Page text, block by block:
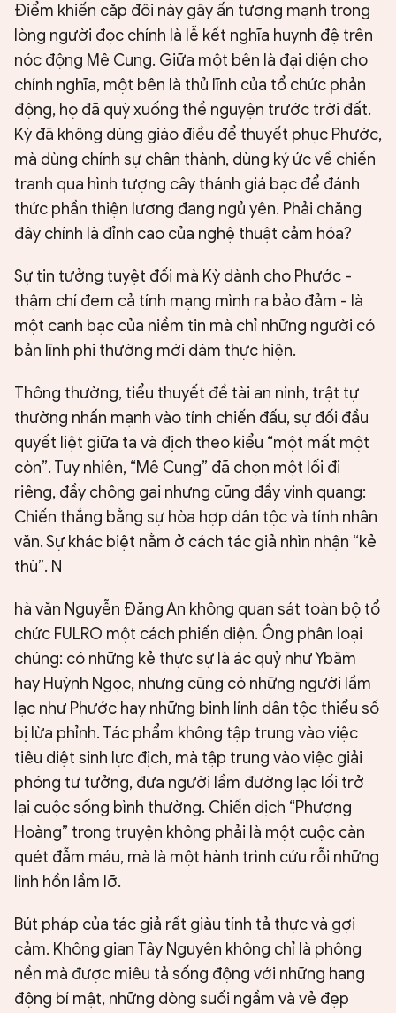
Điểm khiến cặp đôi này gây ấn tượng mạnh trong
lòng người đọc chính là lễ kết nghĩa huynh đệ trên
nóc động Mê Cung. Giữa một bên là đại diện cho
chính nghĩa, một bên là thủ lĩnh của tổ chức phản
động, họ đã quỳ xuống thề nguyện trước trời đất.
Kỳ đã không dùng giáo điều để thuyết phục Phước,
mà dùng chính sự chân thành, dùng ký ức về chiến
tranh qua hình tượng cây thánh giá bạc để đánh
thức phần thiện lương đang ngủ yên. Phải chăng
đây chính là đỉnh cao của nghệ thuật cảm hóa?
Sự tin tưởng tuyệt đối mà Kỳ dành cho Phước -
thậm chí đem cả tính mạng mình ra bảo đảm - là
một canh bạc của niềm tin mà chỉ những người có
bản lĩnh phi thường mới dám thực hiện.
Thông thường, tiểu thuyết đề tài an ninh, trật tự
thường nhấn mạnh vào tính chiến đấu, sự đối đầu
quyết liệt giữa ta và địch theo kiểu “một mất một
còn”. Tuy nhiên, “Mê Cung” đã chọn một lối đi
riêng, đầy chông gai nhưng cũng đầy vinh quang:
Chiến thắng bằng sự hòa hợp dân tộc và tính nhân
văn. Sự khác biệt nằm ở cách tác giả nhìn nhận “kẻ
thù”. N
hà văn Nguyễn Đăng An không quan sát toàn bộ tổ
chức FULRO một cách phiến diện. Ông phân loại
chúng: có những kẻ thực sự là ác quỷ như Ybăm
hay Huỳnh Ngọc, nhưng cũng có những người lầm
lạc như Phước hay những binh lính dân tộc thiểu số
bị lừa phỉnh. Tác phẩm không tập trung vào việc
tiêu diệt sinh lực địch, mà tập trung vào việc giải
phóng tư tưởng, đưa người lầm đường lạc lối trở
lại cuộc sống bình thường. Chiến dịch “Phượng
Hoàng” trong truyện không phải là một cuộc càn
quét đẫm máu, mà là một hành trình cứu rỗi những
linh hồn lầm lỡ.
Bút pháp của tác giả rất giàu tính tả thực và gợi
cảm. Không gian Tây Nguyên không chỉ là phông
nền mà được miêu tả sống động với những hang
động bí mật, những dòng suối ngầm và vẻ đẹp